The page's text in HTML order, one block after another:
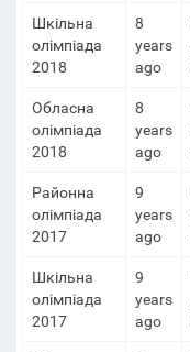
Шкільна
олімпіада
2018
8
years
ago
Обласна
олімпіада
2018
8
years
ago
Районна
олімпіада
2017
9
years
ago
Шкільна
олімпіада
2017
9
years
ago